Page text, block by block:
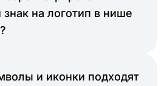
на логотип в нише
и иконки подходят